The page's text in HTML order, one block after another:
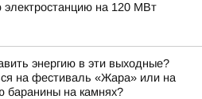
электростанцию на 120 МВт
энергию в эти выходные?
на фестиваль «Жара» или на
баранины на камнях?